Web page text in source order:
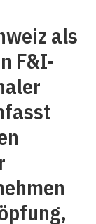
als
F&I-